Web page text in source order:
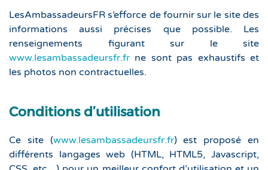
LesAmbassadeursFR s’efforce de fournir sur le site des
informations aussi précises que possible. Les
renseignements figurant sur le site
www.lesambassadeursfr.fr ne sont pas exhaustifs et
les photos non contractuelles.
Conditions d’utilisation
Ce site (www.lesambassadeursfr.fr) est proposé en
différents langages web (HTML, HTML5, Javascript,